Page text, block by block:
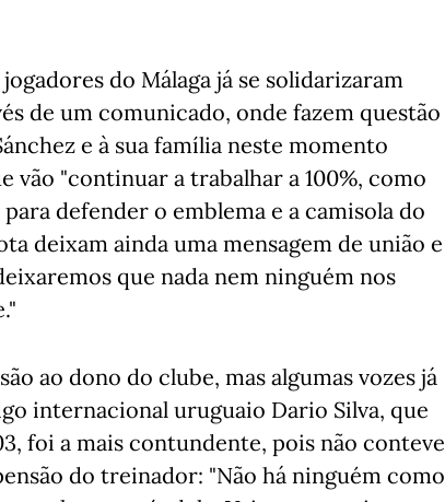
do Málaga já se solidarizaram
de um comunicado, onde fazem questão
e à sua família neste momento
vão "continuar a trabalhar a 100%, como
defender o emblema e a camisola do
deixam ainda uma mensagem de união e
que nada nem ninguém nos
ao dono do clube, mas algumas vozes já
internacional uruguaio Dario Silva, que
foi a mais contundente, pois não conteve
do treinador: "Não há ninguém como